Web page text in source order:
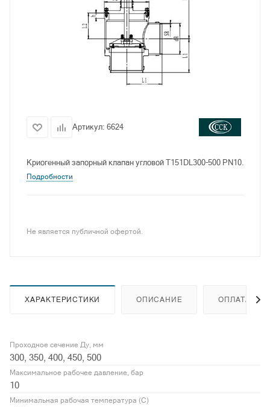
Артикул: 6624
Криогенный запорный клапан угловой T151DL300-500 PN10.
Подробности
Не является публичной офертой.
ХАРАКТЕРИСТИКИ ОПИСАНИЕ ОПЛАТА
Проходное сечение Ду, мм
300, 350, 400, 450, 500
Максимальное рабочее давление, бар
10
Минимальная рабочая температура (С)